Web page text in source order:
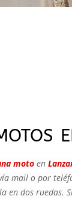
motoen
mail o por
en dos ruedas.